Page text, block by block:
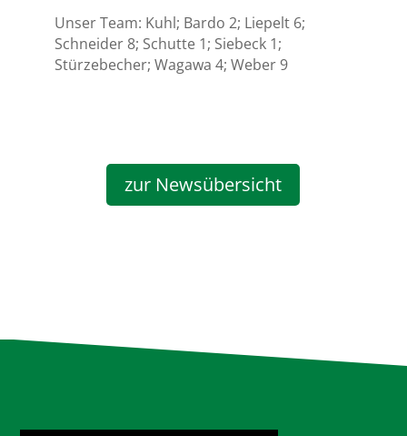
Unser Team: Kuhl; Bardo 2; Liepelt 6;
Schneider 8; Schutte 1; Siebeck 1;
Stürzebecher; Wagawa 4; Weber 9
zur Newsübersicht